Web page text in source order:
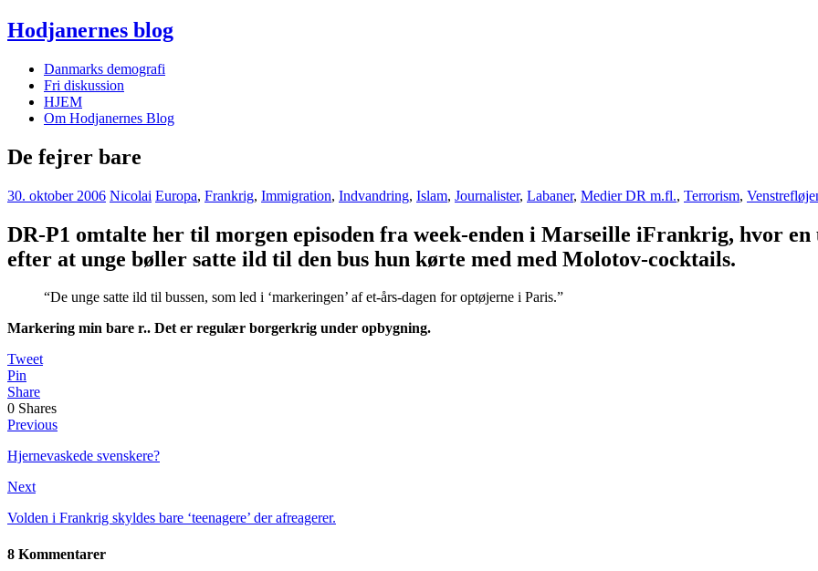
Hodjanernes blog
Danmarks demografi
Fri diskussion
HJEM
Om Hodjanernes Blog
De fejrer bare
30. oktober 2006 Nicolai Europa, Frankrig, Immigration, Indvandring, Islam, Journalister, Labaner, Medier DR m.fl., Terrorism,
DR-P1 omtalte her til morgen episoden fra week-enden i Marseille iFrankrig, hvor
efter at unge bøller satte ild til den bus hun kørte med med Molotov-cocktails.
“De unge satte ild til bussen, som led i ‘markeringen’ af et-års-dagen for optøjerne i Paris.”
Markering min bare r.. Det er regulær borgerkrig under opbygning.
Tweet
Pin
Share
0 Shares
Previous
Hjernevaskede svenskere?
Next
Volden i Frankrig skyldes bare ‘teenagere’ der afreagerer.
8 Kommentarer